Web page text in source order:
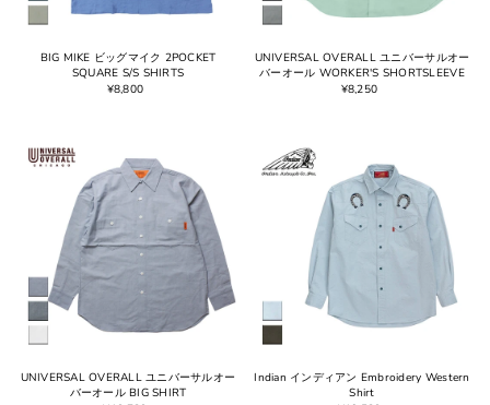
BIG MIKE ビッグマイク 2POCKET
SQUARE S/S SHIRTS
¥8,800
UNIVERSAL OVERALL ユニバーサルオー
バーオール WORKER'S SHORTSLEEVE
¥8,250
UNIVERSAL OVERALL ユニバーサルオー
バーオール BIG SHIRT
Indian インディアン Embroidery Western
Shirt